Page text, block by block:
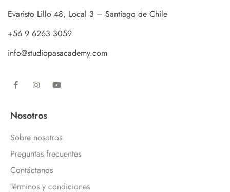
Evaristo Lillo 48, Local 3 – Santiago de Chile
+56 9 6263 3059
info@studiopasacademy.com
Nosotros
Sobre nosotros
Preguntas frecuentes
Contáctanos
Términos y condiciones